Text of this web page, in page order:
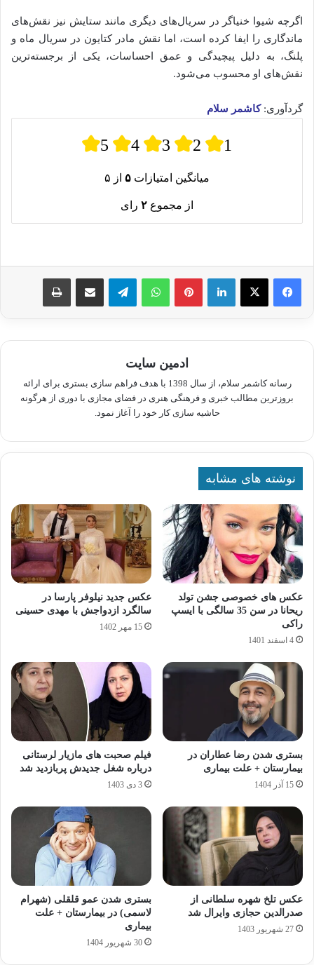
اگرچه شیوا خنیاگر در سریال‌های دیگری مانند ستایش نیز نقش‌های
ماندگاری را ایفا کرده است، اما نقش مادر کتایون در سریال ماه و
پلنگ، به دلیل پیچیدگی و عمق احساسات، یکی از برجسته‌ترین
نقش‌های او محسوب می‌شود.
گردآوری:کاشمر سلام
5 4 3 2 1
میانگین امتیازات ۵ از ۵
از مجموع ۲ رای
لینکدین پینترستواتس آپ تلگرام اشتراک گذاری از طریق ایمیل چاپ
ادمین سایت
رسانه کاشمر سلام، از سال 1398 با هدف فراهم سازی بستری برای ارائه
بروزترین مطالب خبری و فرهنگی هنری در فضای مجازی با دوری از هرگونه
حاشیه سازی کار خود را آغاز نمود.
نوشته های مشابه
عکس های خصوصی جشن تولد
ریحانا در سن 35 سالگی با ایسپ
راکی
4 اسفند 1401
عکس جدید نیلوفر پارسا در
سالگرد ازدواجش با مهدی حسینی
15 مهر 1402
بستری شدن رضا عطاران در
بیمارستان + علت بیماری
15 آذر 1404
فیلم صحبت های مازیار لرستانی
درباره شغل جدیدش پربازدید شد
3 دی 1403
عکس تلخ شهره سلطانی از
صدرالدین حجازی وایرال شد
27 شهریور 1403
بستری شدن عمو قلقلی (شهرام
لاسمی) در بیمارستان + علت
بیماری
30 شهریور 1404